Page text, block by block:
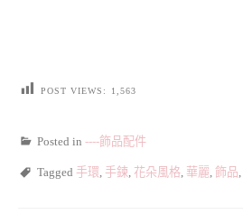
POST VIEWS: 1,563
Posted in ----飾品配件
Tagged 手環 手鍊 花朵風格 華麗 飾品